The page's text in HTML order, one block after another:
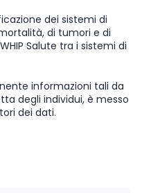
dei sistemi di
di tumori e di
Salute tra i sistemi di
informazioni tali da
degli individui, è messo
dei dati.